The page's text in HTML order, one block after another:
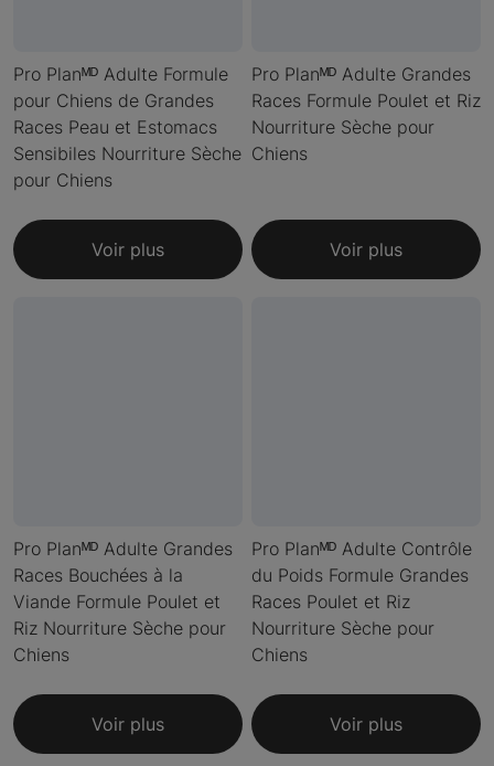
Pro Planᴹᴰ Adulte Formule
pour Chiens de Grandes
Races Peau et Estomacs
Sensibiles Nourriture Sèche
pour Chiens
Voir plus
Pro Planᴹᴰ Adulte Grandes
Races Formule Poulet et Riz
Nourriture Sèche pour
Chiens
Voir plus
Pro Planᴹᴰ Adulte Grandes
Races Bouchées à la
Viande Formule Poulet et
Riz Nourriture Sèche pour
Chiens
Voir plus
Pro Planᴹᴰ Adulte Contrôle
du Poids Formule Grandes
Races Poulet et Riz
Nourriture Sèche pour
Chiens
Voir plus